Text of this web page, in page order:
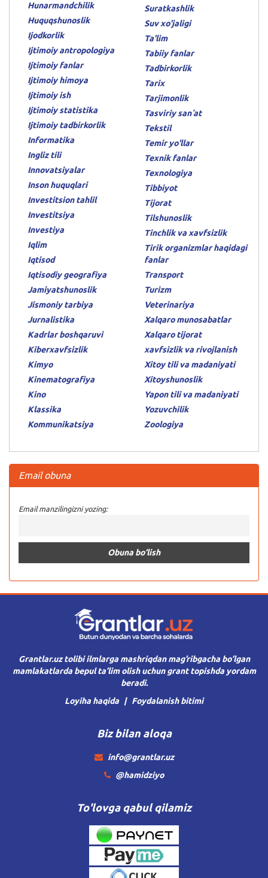
Hunarmandchilik
Huquqshunoslik
Ijodkorlik
Ijtimoiy antropologiya
Ijtimoiy fanlar
Ijtimoiy himoya
Ijtimoiy ish
Ijtimoiy statistika
Ijtimoiy tadbirkorlik
Informatika
Ingliz tili
Innovatsiyalar
Inson huquqlari
Investitsion tahlil
Investitsiya
Investiya
Iqlim
Iqtisod
Iqtisodiy geografiya
Jamiyatshunoslik
Jismoniy tarbiya
Jurnalistika
Kadrlar boshqaruvi
Kiberxavfsizlik
Kimyo
Kinematografiya
Kino
Klassika
Kommunikatsiya
Suratkashlik
Suv xo'jaligi
Ta'lim
Tabiiy fanlar
Tadbirkorlik
Tarix
Tarjimonlik
Tasviriy sanʼat
Tekstil
Temir yo'llar
Texnik fanlar
Texnologiya
Tibbiyot
Tijorat
Tilshunoslik
Tinchlik va xavfsizlik
Tirik organizmlar haqidagi
fanlar
Transport
Turizm
Veterinariya
Xalqaro munosabatlar
Xalqaro tijorat
xavfsizlik va rivojlanish
Xitoy tili va madaniyati
Xitoyshunoslik
Yapon tili va madaniyati
Yozuvchilik
Zoologiya
Email obuna
Email manzilingizni yozing:
Grantlar.uz tolibi ilmlarga mashriqdan mag’ribgacha bo’lgan
mamlakatlarda bepul ta’lim olish uchun grant topishda yordam
beradi.
Loyiha haqida
Foydalanish bitimi
Biz bilan aloqa
info@grantlar.uz
@hamidziyo
To'lovga qabul qilamiz